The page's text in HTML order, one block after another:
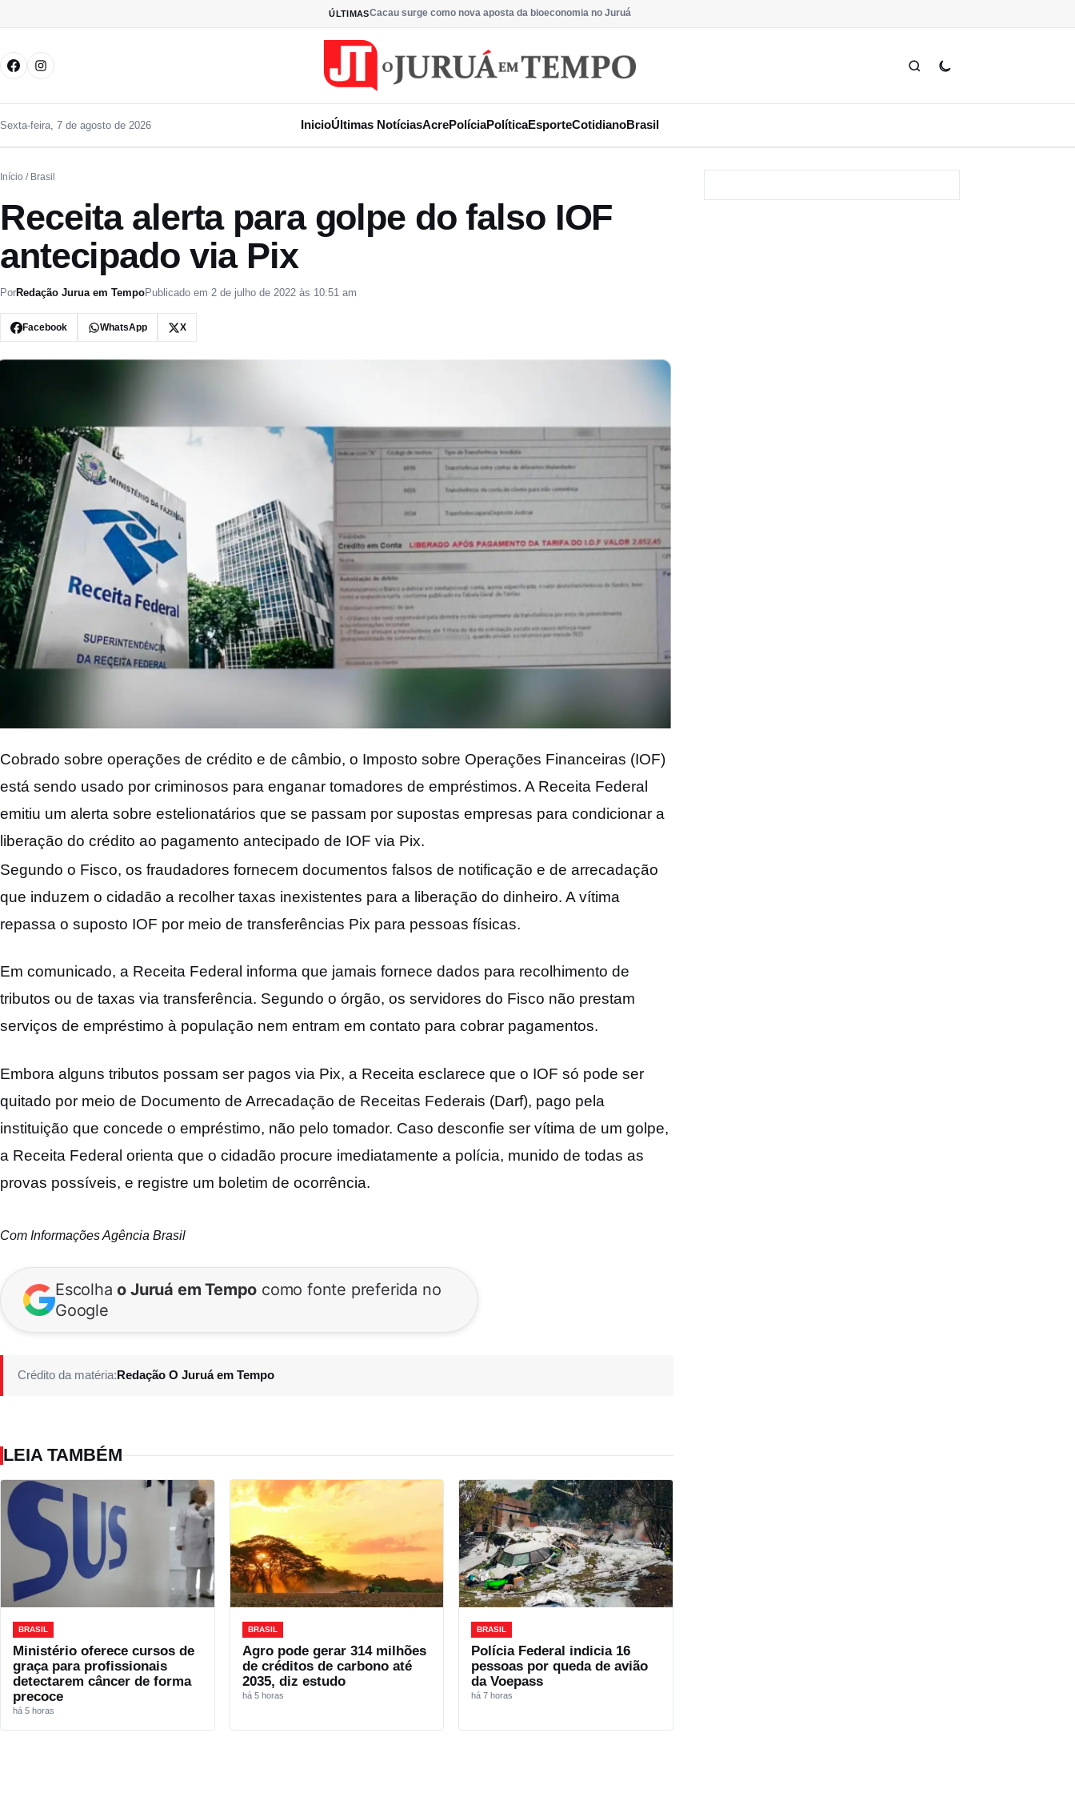
ÚLTIMASCacau surge como nova aposta da bioeconomia no Juruá
Sexta-feira, 7 de agosto de 2026 InicioÚltimas NotíciasAcrePolíciaPolíticaEsporteCotidianoBrasil
Início / Brasil
Receita alerta para golpe do falso IOF
antecipado via Pix
PorRedação Jurua em TempoPublicado em 2 de julho de 2022 às 10:51 am
Facebook WhatsApp X
Cobrado sobre operações de crédito e de câmbio, o Imposto sobre Operações Financeiras (IOF)
está sendo usado por criminosos para enganar tomadores de empréstimos. A Receita Federal
emitiu um alerta sobre estelionatários que se passam por supostas empresas para condicionar a
liberação do crédito ao pagamento antecipado de IOF via Pix.
Segundo o Fisco, os fraudadores fornecem documentos falsos de notificação e de arrecadação
que induzem o cidadão a recolher taxas inexistentes para a liberação do dinheiro. A vítima
repassa o suposto IOF por meio de transferências Pix para pessoas físicas.
Em comunicado, a Receita Federal informa que jamais fornece dados para recolhimento de
tributos ou de taxas via transferência. Segundo o órgão, os servidores do Fisco não prestam
serviços de empréstimo à população nem entram em contato para cobrar pagamentos.
Embora alguns tributos possam ser pagos via Pix, a Receita esclarece que o IOF só pode ser
quitado por meio de Documento de Arrecadação de Receitas Federais (Darf), pago pela
instituição que concede o empréstimo, não pelo tomador. Caso desconfie ser vítima de um golpe,
a Receita Federal orienta que o cidadão procure imediatamente a polícia, munido de todas as
provas possíveis, e registre um boletim de ocorrência.
Com Informações Agência Brasil
Escolhao Juruá em Tempo como fonte preferida no
Google
Crédito da matéria: Redação O Juruá em Tempo
LEIA TAMBÉM
BRASIL
Ministério oferece cursos de
graça para profissionais
detectarem câncer de forma
precoce
há 5 horas
BRASIL
Agro pode gerar 314 milhões
de créditos de carbono até
2035, diz estudo
há 5 horas
BRASIL
Polícia Federal indicia 16
pessoas por queda de avião
da Voepass
há 7 horas